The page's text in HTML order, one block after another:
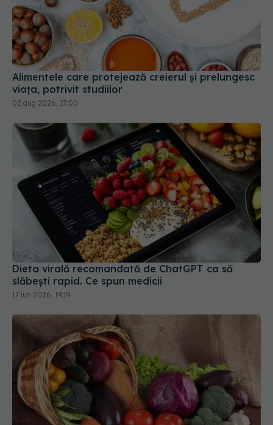
Alimentele care protejează creierul și prelungesc
viața, potrivit studiilor
02 aug 2026, 17:00
Dieta virală recomandată de ChatGPT ca să
slăbești rapid. Ce spun medicii
17 iun 2026, 19:19